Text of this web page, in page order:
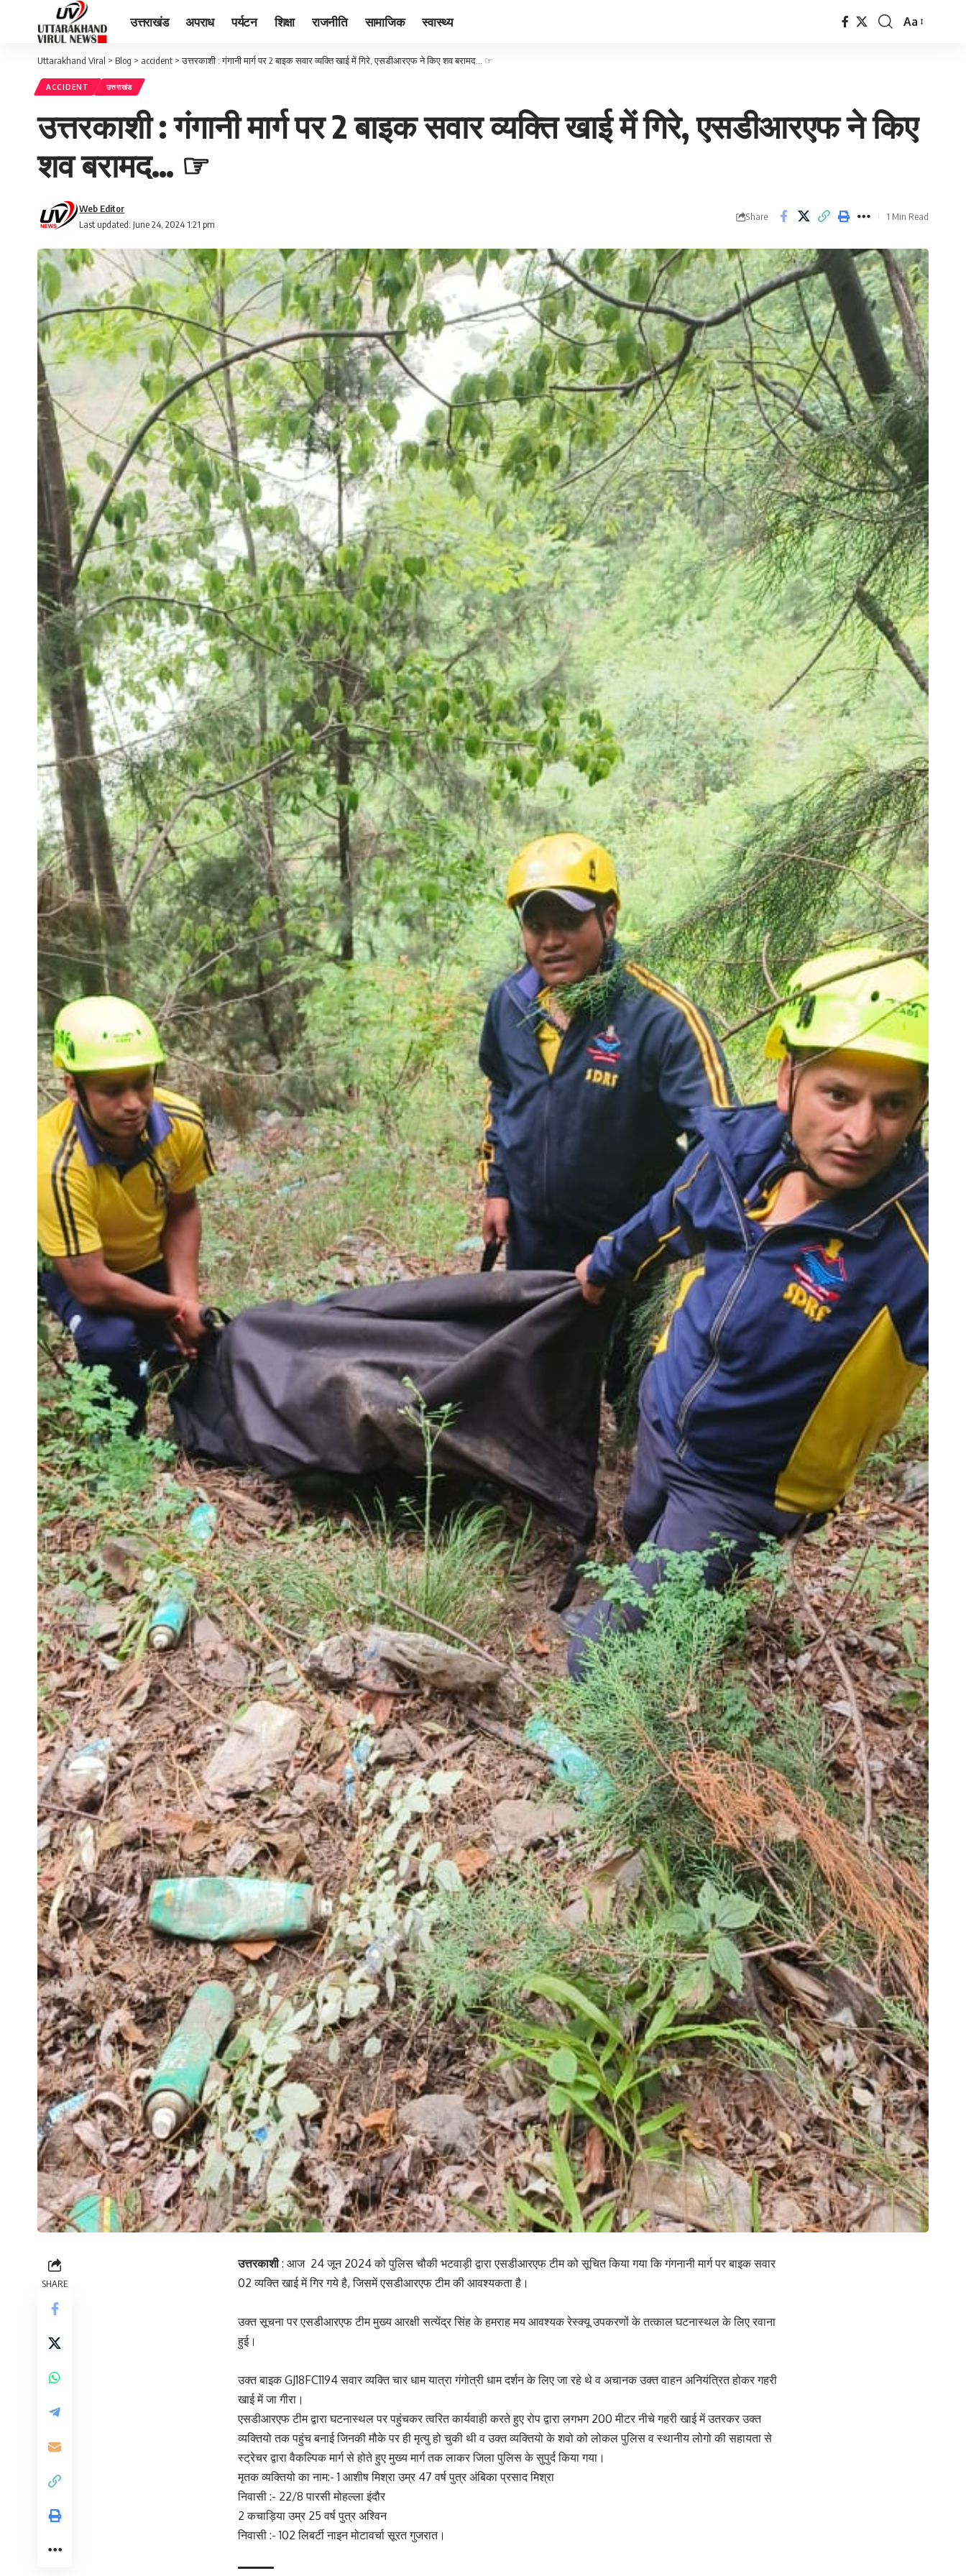
उत्तराखंड अपराध पर्यटन शिक्षा राजनीति सामाजिक स्वास्थ्य
Font
Aa
Uttarakhand Viral > Blog > accident >उत्तरकाशी : गंगानी मार्ग पर 2 बाइक सवार व्यक्ति खाई में गिरे, एसडीआरएफ ने किए शव बरामद… ☞
ACCIDENT उत्तराखंड
उत्तरकाशी : गंगानी मार्ग पर 2 बाइक सवार व्यक्ति खाई में गिरे, एसडीआरएफ ने किए
शव बरामद… ☞
Last updated: June 24, 2024 1:21 pm
Web Editor
Share 1 Min Read
SHARE
उत्तरकाशी: आज 24 जून 2024 को पुलिस चौकी भटवाड़ी द्वारा एसडीआरएफ टीम को सूचित किया गया कि गंगनानी मार्ग पर बाइक सवार
02 व्यक्ति खाई में गिर गये है, जिसमें एसडीआरएफ टीम की आवश्यकता है।
उक्त सूचना पर एसडीआरएफ टीम मुख्य आरक्षी सत्येंद्र सिंह के हमराह मय आवश्यक रेस्क्यू उपकरणों के तत्काल घटनास्थल के लिए रवाना
हुई।
उक्त बाइक GJ18FC1194 सवार व्यक्ति चार धाम यात्रा गंगोत्री धाम दर्शन के लिए जा रहे थे व अचानक उक्त वाहन अनियंत्रित होकर गहरी
खाई में जा गीरा।
एसडीआरएफ टीम द्वारा घटनास्थल पर पहुंचकर त्वरित कार्यवाही करते हुए रोप द्वारा लगभग 200 मीटर नीचे गहरी खाई में उतरकर उक्त
व्यक्तियो तक पहुंच बनाई जिनकी मौके पर ही मृत्यु हो चुकी थी व उक्त व्यक्तियो के शवो को लोकल पुलिस व स्थानीय लोगो की सहायता से
स्ट्रेचर द्वारा वैकल्पिक मार्ग से होते हुए मुख्य मार्ग तक लाकर जिला पुलिस के सुपुर्द किया गया।
मृतक व्यक्तियो का नाम:- 1 आशीष मिश्रा उम्र 47 वर्ष पुत्र अंबिका प्रसाद मिश्रा
निवासी :- 22/8 पारसी मोहल्ला इंदौर
2 कचाड़िया उम्र 25 वर्ष पुत्र अश्विन
निवासी :- 102 लिबर्टी नाइन मोटावर्चा सूरत गुजरात।